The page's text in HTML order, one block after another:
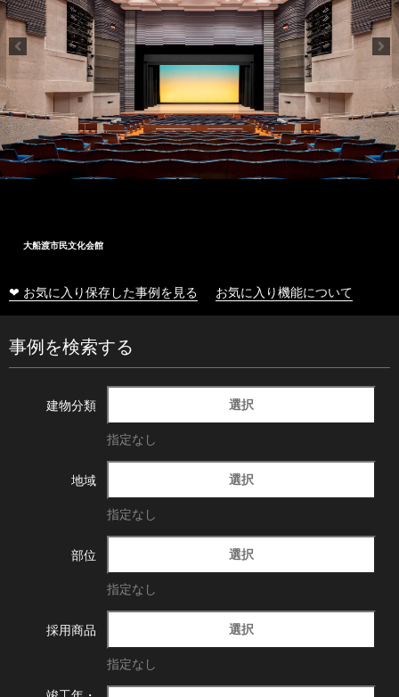
大船渡市民文化会館
❤ お気に入り保存した事例を見る お気に入り機能について
事例を検索する
建物分類 選択
指定なし
地域 選択
指定なし
部位 選択
指定なし
採用商品 選択
指定なし